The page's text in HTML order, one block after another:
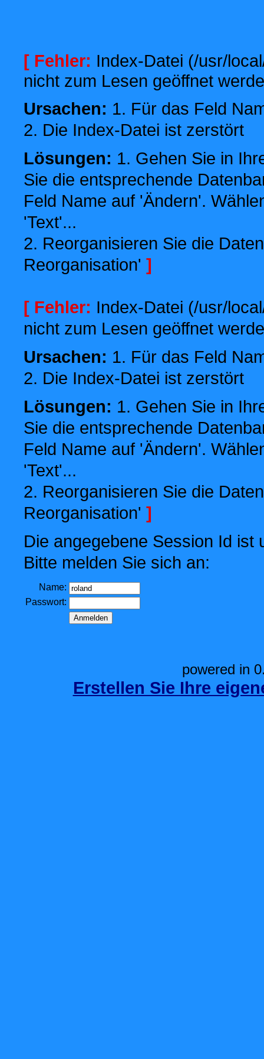
[ Fehler: Index-Datei (/usr/
nicht zum Lesen geöffnet
Ursachen: 1. Für das Feld
2. Die Index-Datei ist zerstört
Lösungen: 1. Gehen Sie in
Sie die entsprechende
Feld Name auf 'Ändern'.
'Text'...
2. Reorganisieren Sie die
Reorganisation' ]
[ Fehler: Index-Datei (/usr/
nicht zum Lesen geöffnet
Ursachen: 1. Für das Feld
2. Die Index-Datei ist zerstört
Lösungen: 1. Gehen Sie in
Sie die entsprechende
Feld Name auf 'Ändern'.
'Text'...
2. Reorganisieren Sie die
Reorganisation' ]
Die angegebene Session Id ist
Bitte melden Sie sich an:
Name:
Passwort:
powered in
Erstellen Sie Ihre